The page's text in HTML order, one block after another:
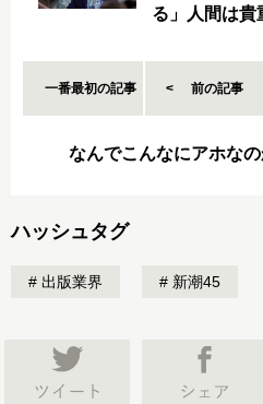
る」人間は貴
一番最初の記事 前の記事
なんでこんなにアホな
ハッシュタグ
出版業界 新潮45